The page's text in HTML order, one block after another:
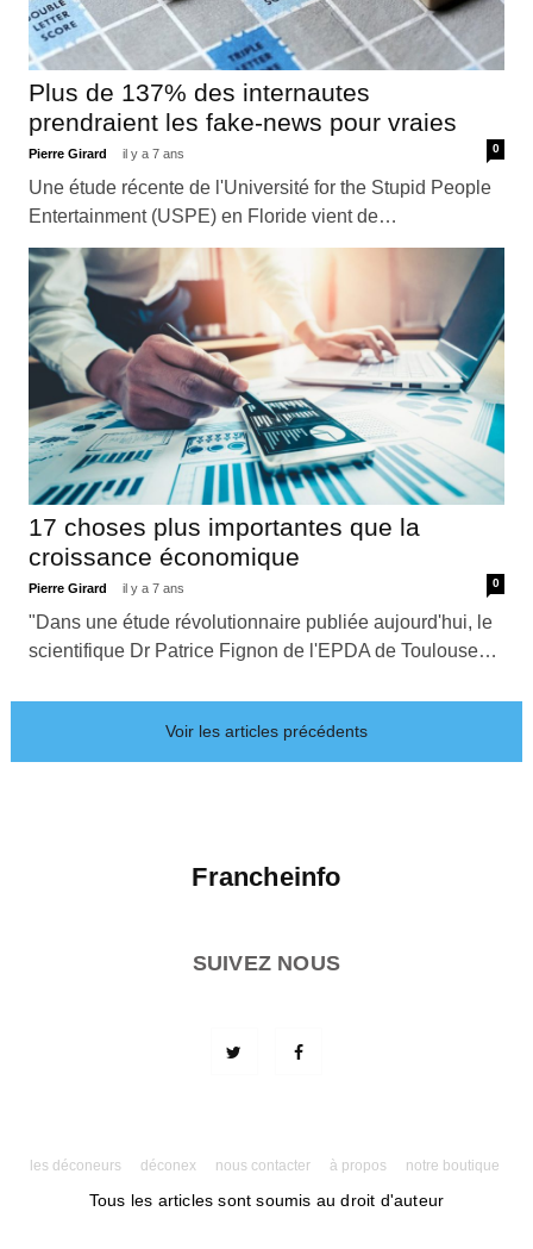
Plus de 137% des internautes
prendraient les fake-news pour vraies
Pierre Girard il y a 7 ans 0
Une étude récente de l'Université for the Stupid People
Entertainment (USPE) en Floride vient de…
17 choses plus importantes que la
croissance économique
Pierre Girard il y a 7 ans 0
"Dans une étude révolutionnaire publiée aujourd'hui, le
scientifique Dr Patrice Fignon de l'EPDA de Toulouse…
Voir les articles précédents
Francheinfo
SUIVEZ NOUS
les déconeurs déconex nous contacter à propos notre boutique
Tous les articles sont soumis au droit d'auteur